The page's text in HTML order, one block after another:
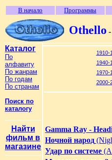
В начало Программы
Othello
Каталог
По
алфавиту
По жанрам
По годам
По странам
Поиск по
каталогу
Найти
фильм в
магазине
1910-
1940-
1970-
2000-
Gamma Ray -
Ночной народ
Удар по системе